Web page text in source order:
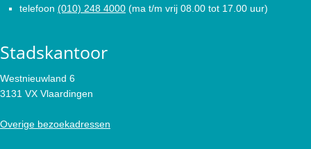
telefoon (010) 248 4000 (ma t/m vrij 08.00 tot 17.00 uur)
Stadskantoor
Westnieuwland 6
3131 VX Vlaardingen
Overige bezoekadressen